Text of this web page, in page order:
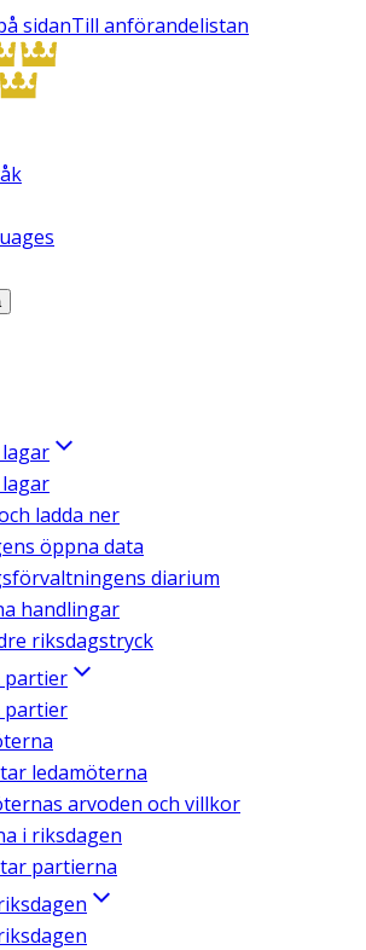
sidanTill anförandelistan
ladda ner
öppna data
diarium
handlingar
riksdagstryck
partier
partier
ledamöterna
arvoden och villkor
i riksdagen
partierna